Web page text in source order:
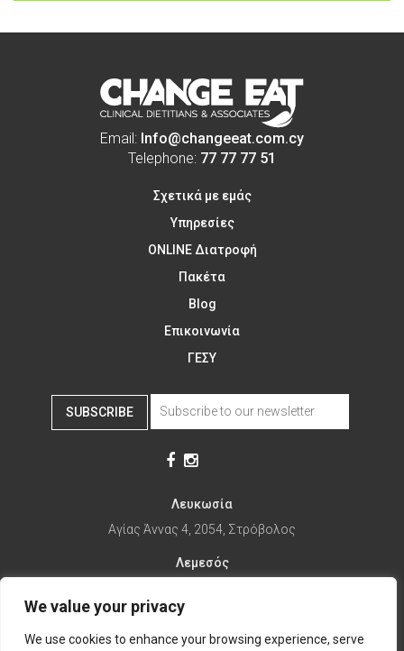
We value your privacy
We use cookies to enhance your browsing experience, serve
Email: Info@changeeat.com.cy
Telephone: 77 77 77 51
Σχετικά με εμάς
Υπηρεσίες
ONLINE Διατροφή
Πακέτα
Blog
Επικοινωνία
ΓΕΣΥ
SUBSCRIBE
Λευκωσία
Αγίας Άννας 4, 2054, Στρόβολος
Λεμεσός
1ης Απριλίου 67, 5281